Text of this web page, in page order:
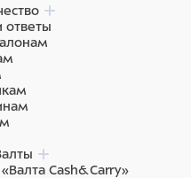
длительное (до 4-х
инсектоакарицидное и
в закрытой упаковке
продуктов питания и
от 2°С до 25 °С.
ответы
Cash&Carry»